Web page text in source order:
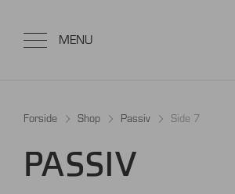
Forside Shop Passiv Side 7
PASSIV